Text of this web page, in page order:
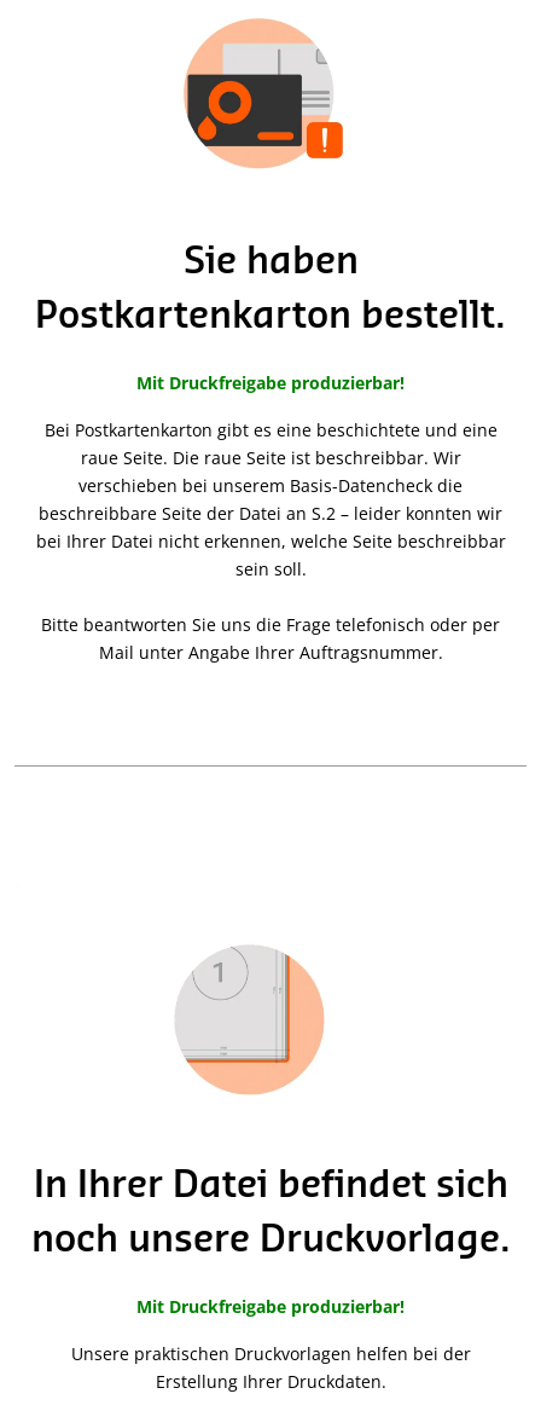
Sie haben
Postkartenkarton bestellt.
Mit Druckfreigabe produzierbar!
Bei Postkartenkarton gibt es eine beschichtete und eine
raue Seite. Die raue Seite ist beschreibbar. Wir
verschieben bei unserem Basis-Datencheck die
beschreibbare Seite der Datei an S.2 – leider konnten wir
bei Ihrer Datei nicht erkennen, welche Seite beschreibbar
sein soll.
Bitte beantworten Sie uns die Frage telefonisch oder per
Mail unter Angabe Ihrer Auftragsnummer.
In Ihrer Datei befindet sich
noch unsere Druckvorlage.
Mit Druckfreigabe produzierbar!
Unsere praktischen Druckvorlagen helfen bei der
Erstellung Ihrer Druckdaten.